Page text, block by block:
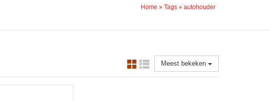
Home » Tags » autohouder
Meest bekeken